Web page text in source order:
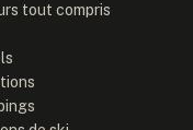
tout compris